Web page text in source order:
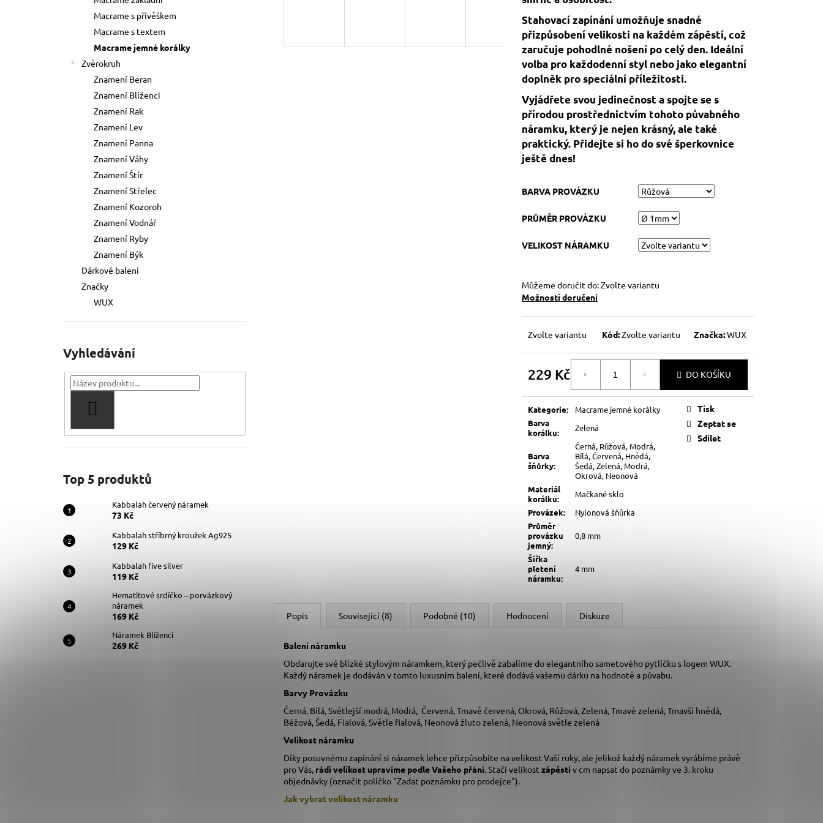
Macrame s přívěškem
Macrame s textem
Macrame jemné korálky
Zvěrokruh
Znamení Beran
Znamení Blíženci
Znamení Rak
Znamení Lev
Znamení Panna
Znamení Váhy
Znamení Štír
Znamení Střelec
Znamení Kozoroh
Znamení Vodnář
Znamení Ryby
Znamení Býk
Dárkové balení
Značky
WUX
Vyhledávání
Top 5 produktů
Kabbalah červený náramek
73 Kč
Kabbalah stříbrný kroužek Ag925
129 Kč
Kabbalah five silver
119 Kč
Hematitové srdíčko – porvázkový
náramek
169 Kč
Náramek Blíženci
269 Kč
Stahovací zapínání umožňuje snadné
přizpůsobení velikosti na každém zápěstí, což
zaručuje pohodlné nošení po celý den. Ideální
volba pro každodenní styl nebo jako elegantní
doplněk pro speciální příležitosti.
Vyjádřete svou jedinečnost a spojte se s
přírodou prostřednictvím tohoto půvabného
náramku, který je nejen krásný, ale také
praktický. Přidejte si ho do své šperkovnice
ještě dnes!
BARVA PROVÁZKU
PRŮMĚR PROVÁZKU
VELIKOST NÁRAMKU
Můžeme doručit do:Zvolte variantu
Možnosti doručení
Zvolte variantu Kód:Zvolte variantu Značka:WUX
229 Kč
cena:
DO KOŠÍKU
Kategorie:
Macrame jemné korálky
Barva
korálku: Zelená
Barva
šňůrky:
Černá, Růžová, Modrá,
Bílá, Červená, Hnědá,
Šedá, Zelená, Modrá,
Okrová, Neonová
Materiál
korálku:
Mačkané sklo
Provázek:
Nylonová šňůrka
Průměr
provázku
jemný:
0,8 mm
Šířka
pletení
náramku:
4 mm
Tisk
Zeptat se
Sdílet
Popis Související (8) Podobné (10) Hodnocení Diskuze
Balení náramku
Obdarujte své blízké stylovým náramkem, který pečlivě zabalíme do elegantního sametového pytlíčku s logem WUX.
Každý náramek je dodáván v tomto luxusním balení, které dodává vašemu dárku na hodnotě a půvabu.
Barvy Provázku
Černá, Bílá, Světlejší modrá, Modrá, Červená, Tmavě červená, Okrová, Růžová, Zelená, Tmavě zelená, Tmavší hnědá,
Béžová, Šedá, Fialová, Světle fialová, Neonová žluto zelená, Neonová světle zelená
Velikost náramku
Díky posuvnému zapínání si náramek lehce přizpůsobíte na velikost Vaší ruky, ale jelikož každý náramek vyrábíme právě
pro Vás, rádi velikost upravíme podle Vašeho přání . Stačí velikost zápěstív cm napsat do poznámky ve 3. kroku
objednávky (označit políčko "Zadat poznámku pro prodejce").
Jak vybrat velikost náramku
Původně: 89 Kč 149 Kč